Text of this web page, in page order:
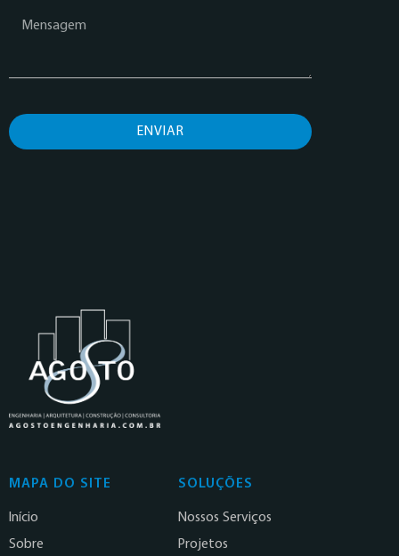
ENVIAR
MAPA DO SITE
Início
Sobre
SOLUÇÕES
Nossos Serviços
Projetos